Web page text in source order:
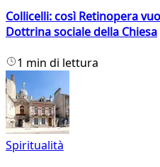
Collicelli: così Retinopera
Dottrina sociale della Chiesa
1 min di lettura
Spiritualità